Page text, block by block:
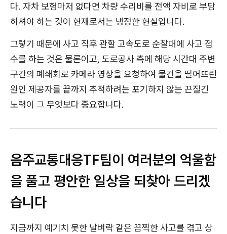
다. 자차 보험마저 없다면 차량 수리비를 전액 자비로 부담
하셔야 하는 것이 현재로서는 냉정한 현실입니다.
그렇기 때문에 사고 직후 관할 고속도로 순찰대에 사고 접
수를 하는 것은 물론이고, 도로공사 측에 해당 시간대 주변
구간의 폐쇄회로 카메라 영상을 요청하여 물건을 떨어뜨린
원인 제공자를 끝까지 추적하려는 포기하지 않는 끈질긴
노력이 그 무엇보다 중요합니다.
음주교통대응TF팀이 여러분의 억울함
을 풀고 평안한 일상을 되찾아 드리겠
습니다
지금까지 예기치 못한 날벼락 같은 끔찍한 사고를 겪고 상